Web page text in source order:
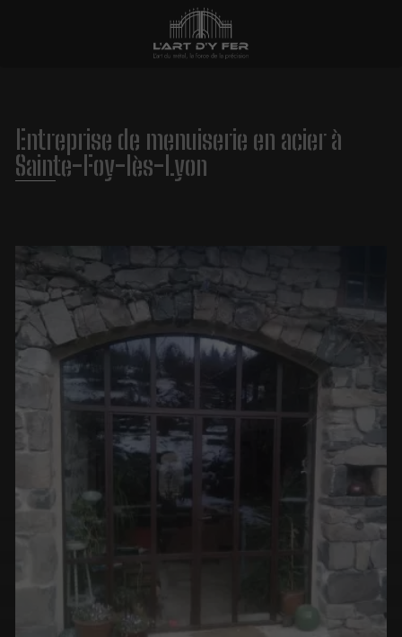
Entreprise de menuiserie en acier à
Sainte-Foy-lès-Lyon